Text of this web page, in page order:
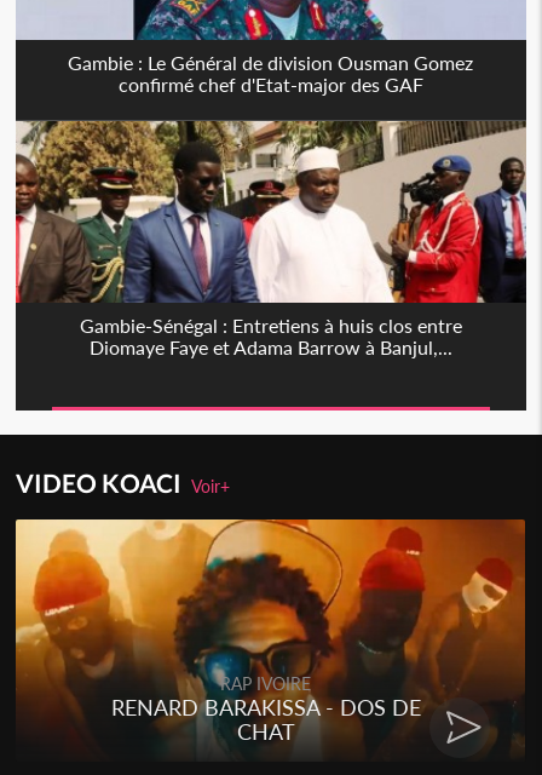
Gambie : Le Général de division Ousman Gomez
confirmé chef d'Etat-major des GAF
Gambie-Sénégal : Entretiens à huis clos entre
Diomaye Faye et Adama Barrow à Banjul,...
VIDEO KOACIVoir+
RAP IVOIRE
RENARD BARAKISSA - DOS DE
CHAT